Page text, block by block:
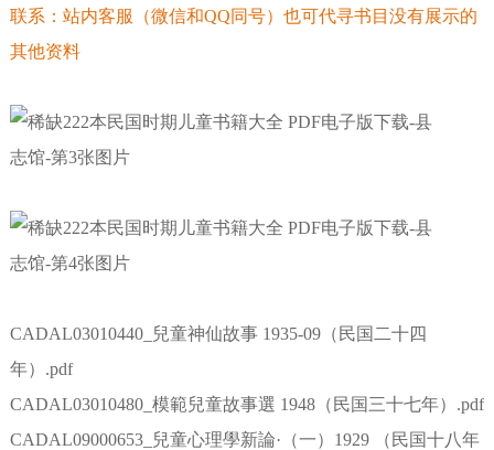
联系：站内客服（微信和QQ同号）也可代寻书目没有展示的
其他资料
CADAL03010440_兒童神仙故事 1935-09（民国二十四
年）.pdf
CADAL03010480_模範兒童故事選 1948（民国三十七年）.pdf
CADAL09000653_兒童心理學新論·（一）1929 （民国十八年